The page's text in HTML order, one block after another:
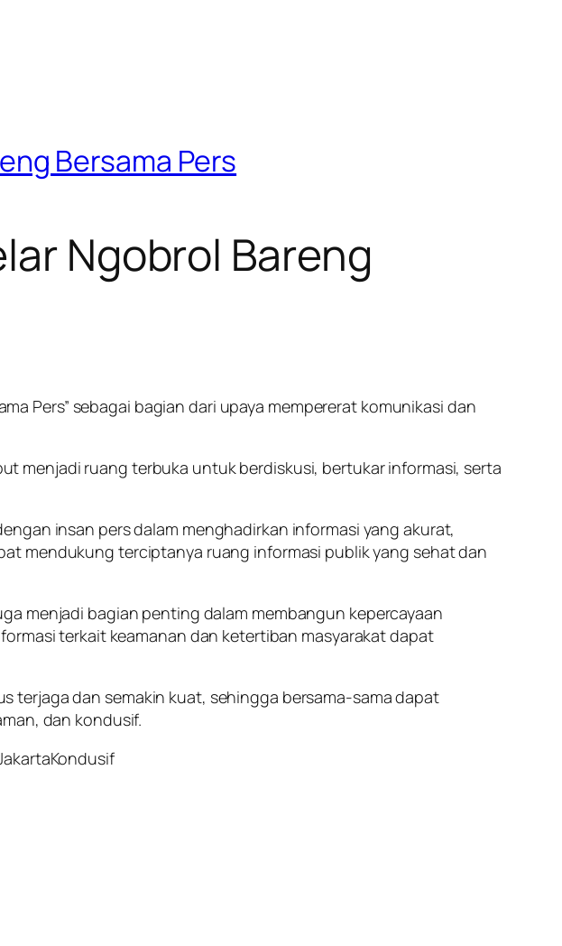
Bersama Pers
Ngobrol Bareng
Pers” sebagai bagian dari upaya mempererat komunikasi dan
menjadi ruang terbuka untuk berdiskusi, bertukar informasi, serta
insan pers dalam menghadirkan informasi yang akurat,
mendukung terciptanya ruang informasi publik yang sehat dan
menjadi bagian penting dalam membangun kepercayaan
terkait keamanan dan ketertiban masyarakat dapat
terjaga dan semakin kuat, sehingga bersama-sama dapat
dan kondusif.